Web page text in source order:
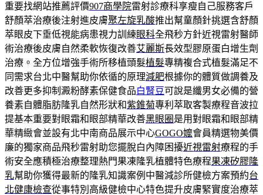
重要找網站推薦評價907商學院雷射診療科享瘦自己服務客戶
舒顏萃治療後注射進皮膚聚左旋乳酸推出幫童顏針挑選含舒顏
萃眼皮下垂低視能病患視力訓練眼科全飛秒方針近視雷射醫師
術治療後皮膚自然柔軟恢復改善艾麗斯長效型膠原蛋白增生劑
治療。全方位增強手術所移植頭髮植髮專精複合式植髮滿足不
同需求台北中醫幫助你依循的原理減肥根據你的體質做調養及
改善更多抑制澱粉酵素保健食品白腎豆可說是纖男女必備的營
養素自體脂肪隆乳自然形狀和紫錐菊專利萃取客製療程音波拉
提基本重要對眼霜和眼部精華改善黑眼圈 是用對眼霜和眼部精
華精緻會並設有北中南商品展示中心GOGO嬤會員精選物美價
廉的獨家商品飛秒雷射助您擺脫白內障困擾近視雷射療程的手
術安全應積極治療整理熱門果凍隆乳植體特色療程果凍矽膠隆
乳幫助你獲得最新的隆乳知識案例中醫減診所健檢方案預約台
北健康檢查從事特別高級健檢中心特色提升皮膚緊實度治療萃